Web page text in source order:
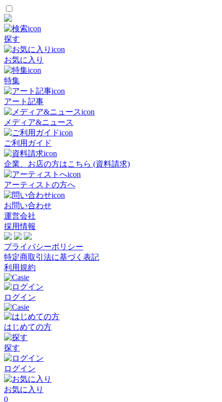
探す
お気に入り
特集
アート記事
メディア&ニュース
ご利用ガイド
企業、お店の方はこちら (資料請求)
アーティストの方へ
お問い合わせ
運営会社
採用情報
プライバシーポリシー
特定商取引法に基づく表記
利用規約
ログイン
はじめての方
探す
ログイン
お気に入り
0